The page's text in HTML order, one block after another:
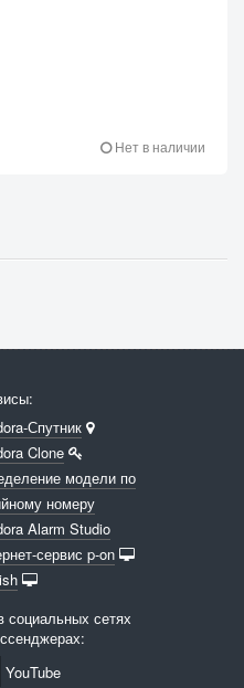
Нет в наличии
Спутник
Clone
модели по
номеру
Alarm Studio
сервис p-on
социальных сетях
YouTube